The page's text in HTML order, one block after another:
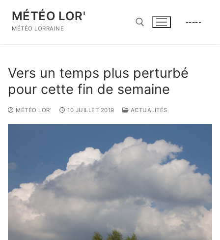
contenu
MÉTÉO LOR'
MÉTÉO LORRAINE
-----
Vers un temps plus perturbé
pour cette fin de semaine
MÉTÉO LOR' 10 JUILLET 2019 ACTUALITÉS